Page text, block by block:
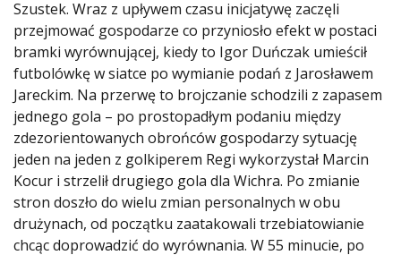
Szustek. Wraz z upływem czasu inicjatywę zaczęli
przejmować gospodarze co przyniosło efekt w postaci
bramki wyrównującej, kiedy to Igor Duńczak umieścił
futbolówkę w siatce po wymianie podań z Jarosławem
Jareckim. Na przerwę to brojczanie schodzili z zapasem
jednego gola – po prostopadłym podaniu między
zdezorientowanych obrońców gospodarzy sytuację
jeden na jeden z golkiperem Regi wykorzystał Marcin
Kocur i strzelił drugiego gola dla Wichra. Po zmianie
stron doszło do wielu zmian personalnych w obu
drużynach, od początku zaatakowali trzebiatowianie
chcąc doprowadzić do wyrównania. W 55 minucie, po